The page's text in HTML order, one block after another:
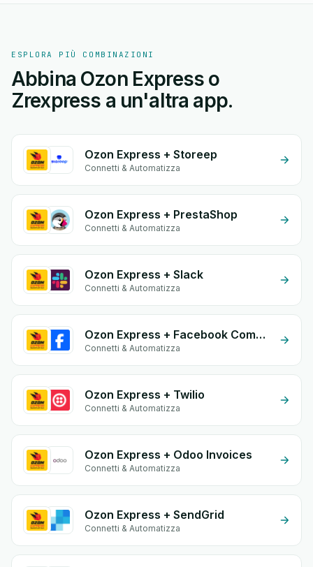
ESPLORA PIÙ COMBINAZIONI
Abbina Ozon Express o
Zrexpress a un'altra app.
Ozon Express + Storeep
Connetti & Automatizza
Ozon Express + PrestaShop
Connetti & Automatizza
Ozon Express + Slack
Connetti & Automatizza
Ozon Express + Facebook Commerce
Connetti & Automatizza
Ozon Express + Twilio
Connetti & Automatizza
Ozon Express + Odoo Invoices
Connetti & Automatizza
Ozon Express + SendGrid
Connetti & Automatizza